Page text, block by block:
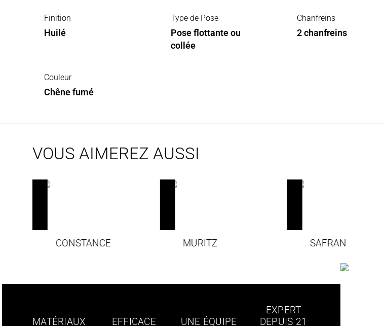
Finition
Huilé
Type de Pose
Pose flottante ou
collée
Chanfreins
2 chanfreins
Couleur
Chêne fumé
VOUS AIMEREZ AUSSI
CONSTANCE MURITZ SAFRAN
MATÉRIAUX EFFICACE UNE ÉQUIPE
EXPERT
DEPUIS 21